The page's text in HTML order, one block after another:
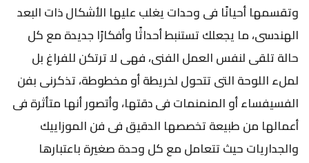
وتقسمها أحيانًا فى وحدات يغلب عليها الأشكال ذات البعد
الهندسى، ما يجعلك تستنبط أحداثًا وأفكارًا جديدة مع كل
حالة تلقى لنفس العمل الفنى، فهى لا ترتكن للفراغ بل
لملء اللوحة التى تتحول لخريطة أو مخطوطة، تذكرنى بفن
الفسيفساء أو المنمنمات فى دقتها، وأتصور أنها متأثرة فى
أعمالها من طبيعة تخصصها الدقيق فى فن الموزاييك
والجداريات حيث تتعامل مع كل وحدة صغيرة باعتبارها